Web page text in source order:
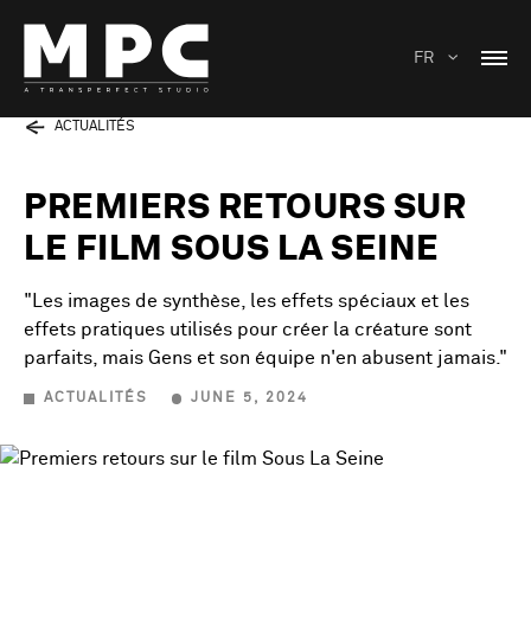
FR
ACTUALITÉS
PREMIERS RETOURS SUR
LE FILM SOUS LA SEINE
"Les images de synthèse, les effets spéciaux et les
effets pratiques utilisés pour créer la créature sont
parfaits, mais Gens et son équipe n'en abusent jamais."
ACTUALITÉS JUNE 5, 2024